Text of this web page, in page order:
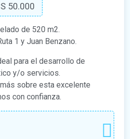
50.000
de 520 m2.
1 y Juan Benzano.
para el desarrollo de
y/o servicios.
sobre esta excelente
con confianza.